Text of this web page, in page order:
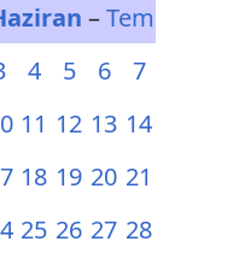
–Tem
4 5 6
7
11 12 13 14
18 19 20 21
25 26 27 28